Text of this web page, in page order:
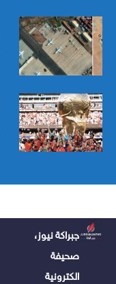
جبراكة نيوز،
صحيفة
الكترونية